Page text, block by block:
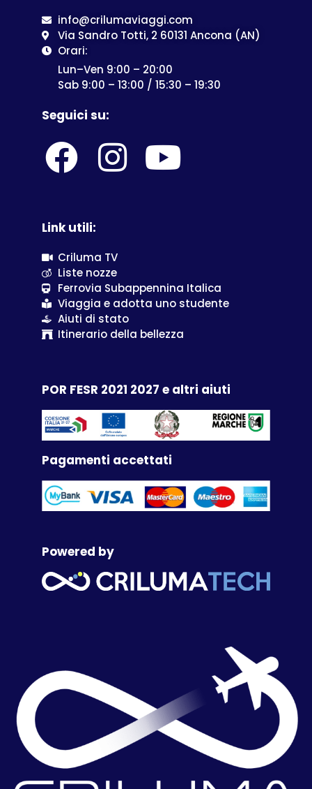
info@crilumaviaggi.com
Via Sandro Totti, 2 60131 Ancona (AN)
Orari:
Lun–Ven 9:00 – 20:00
Sab 9:00 – 13:00 / 15:30 – 19:30
Seguici su:
Link utili:
Criluma TV
Liste nozze
Ferrovia Subappennina Italica
Viaggia e adotta uno studente
Aiuti di stato
Itinerario della bellezza
POR FESR 2021 2027 e altri aiuti
Pagamenti accettati
Powered by